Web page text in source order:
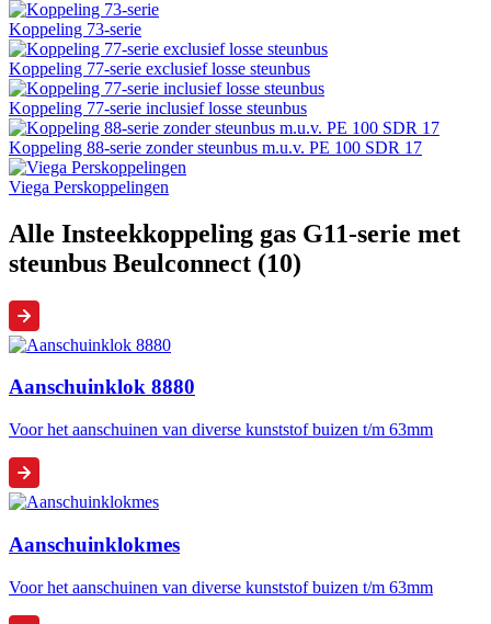
Koppeling 73-serie
Koppeling 77-serie exclusief losse steunbus
Koppeling 77-serie inclusief losse steunbus
Koppeling 88-serie zonder steunbus m.u.v. PE 100 SDR 17
Viega Perskoppelingen
Alle Insteekkoppeling gas G11-serie met
steunbus Beulconnect (10)
Aanschuinklok 8880
Voor het aanschuinen van diverse kunststof buizen t/m 63mm
Aanschuinklokmes
Voor het aanschuinen van diverse kunststof buizen t/m 63mm